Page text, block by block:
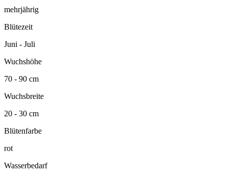
mehrjährig
Blütezeit
Juni - Juli
Wuchshöhe
70 - 90 cm
Wuchsbreite
20 - 30 cm
Blütenfarbe
rot
Wasserbedarf